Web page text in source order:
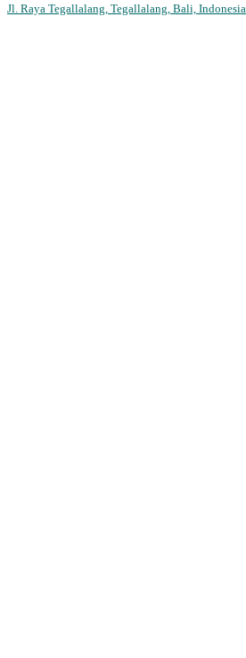
Jl. Raya Tegallalang, Tegallalang, Bali, Indonesia